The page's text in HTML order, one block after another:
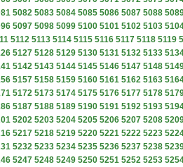
5082 5083 5084 5085 5086 5087 5088
5097 5098 5099 5100 5101 5102 5103
5112 5113 5114 5115 5116 5117 5118 5119
5127 5128 5129 5130 5131 5132 5133
5142 5143 5144 5145 5146 5147 5148
5157 5158 5159 5160 5161 5162 5163
5172 5173 5174 5175 5176 5177 5178
5187 5188 5189 5190 5191 5192 5193
5202 5203 5204 5205 5206 5207 5208
5217 5218 5219 5220 5221 5222 5223
5232 5233 5234 5235 5236 5237 5238
5247 5248 5249 5250 5251 5252 5253